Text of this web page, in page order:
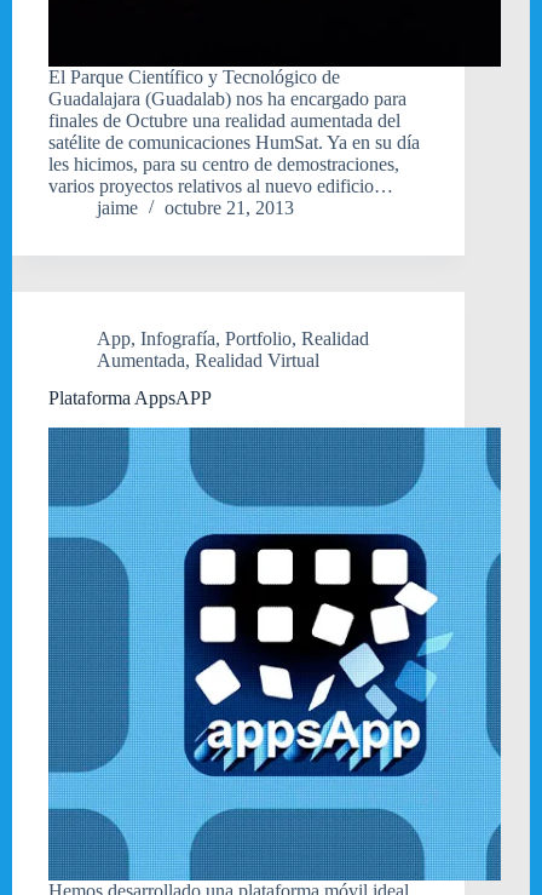
El Parque Científico y Tecnológico de
Guadalajara (Guadalab) nos ha encargado para
finales de Octubre una realidad aumentada del
satélite de comunicaciones HumSat. Ya en su día
les hicimos, para su centro de demostraciones,
varios proyectos relativos al nuevo edificio…
jaime
octubre 21, 2013
App, Infografía, Portfolio, Realidad
Aumentada, Realidad Virtual
Plataforma AppsAPP
Hemos desarrollado una plataforma móvil ideal